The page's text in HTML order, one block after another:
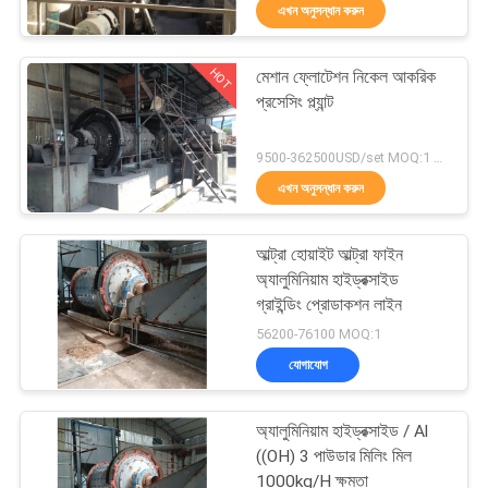
নিয়ন্ত্রণ
যোগাযোগ
করুন
খবর
মামলা
ম্যাপ
গোপনীয়তা
ধাতুশিল্প প্রক্রিয়াকরণ লাইন
নাকাল বল মিল
এখন অনুসন্ধান করুন
HOT
মেশান ফ্লোটেশন নিকেল আকরিক
প্রসেসিং প্ল্যান্ট
এখন অনুসন্ধান করুন
আল্ট্রা হোয়াইট আল্ট্রা ফাইন
অ্যালুমিনিয়াম হাইড্রক্সাইড
গ্রাইন্ডিং প্রোডাকশন লাইন
56200-76100 MOQ:1
যোগাযোগ
অ্যালুমিনিয়াম হাইড্রক্সাইড / Al
((OH) 3 পাউডার মিলিং মিল
1000kg/H ক্ষমতা